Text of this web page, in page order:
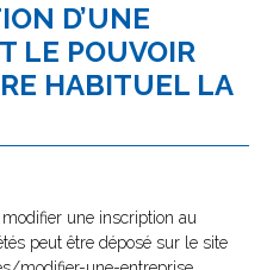
D’UNE
LE POUVOIR
HABITUEL LA
une inscription au
peut être déposé sur le site